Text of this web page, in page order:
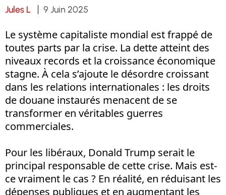
Jules L 9 Juin 2025
Le système capitaliste mondial est frappé de
toutes parts par la crise. La dette atteint des
niveaux records et la croissance économique
stagne. À cela s’ajoute le désordre croissant
dans les relations internationales : les droits
de douane instaurés menacent de se
transformer en véritables guerres
commerciales.
Pour les libéraux, Donald Trump serait le
principal responsable de cette crise. Mais est-
ce vraiment le cas ? En réalité, en réduisant les
dépenses publiques et en augmentant les